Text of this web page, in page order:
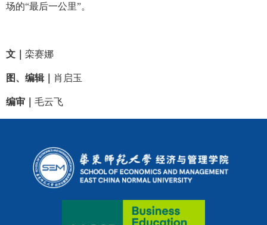
场的“最后一公里”。
文｜ 栾赛娜
图、编辑｜ 肖启玉
编审｜ 毛云飞